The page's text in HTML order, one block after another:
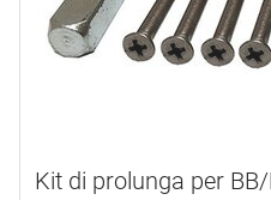
Kit di prolunga per